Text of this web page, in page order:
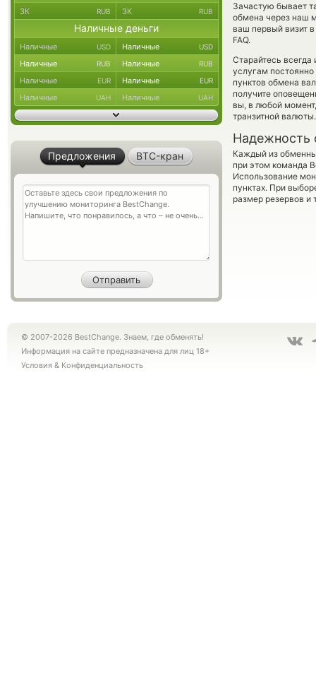
Зачастую бывает
обмена через наш
ваш первый визит
FAQ.
Старайтесь всегда
услугам
пунктов обмена
получите
вы, в любой
транзитной валюты.
Надежность
Каждый из
при этом команда
Использование
пунктах. При
размер резервов и
ЗК RUB ЗК RUB
Наличные деньги
Наличные USD Наличные USD
Наличные RUB Наличные RUB
Наличные EUR Наличные EUR
Наличные UAH Наличные UAH
Предложения BTC-кран
© 2007-2026 BestChange. Знаем, где обменять!
Информация на сайте предназначена для лиц 18+
Условия & Конфиденциальность